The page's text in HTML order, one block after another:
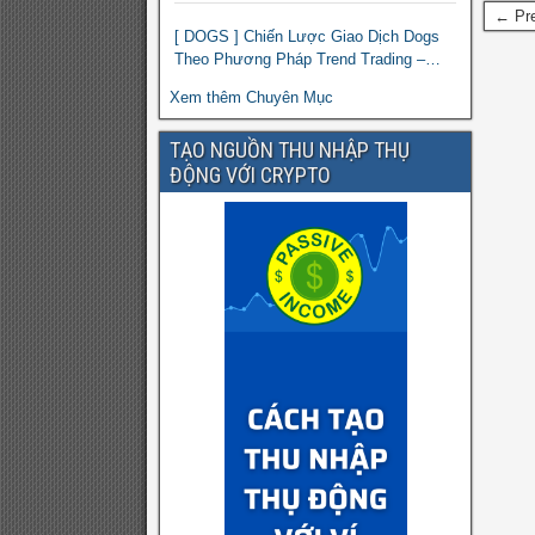
←
[ DOGS ] Chiến Lược Giao Dịch Dogs
Theo Phương Pháp Trend Trading –
Xem thêm Chuyên Mục
TẠO NGUỒN THU NHẬP THỤ
ĐỘNG VỚI CRYPTO